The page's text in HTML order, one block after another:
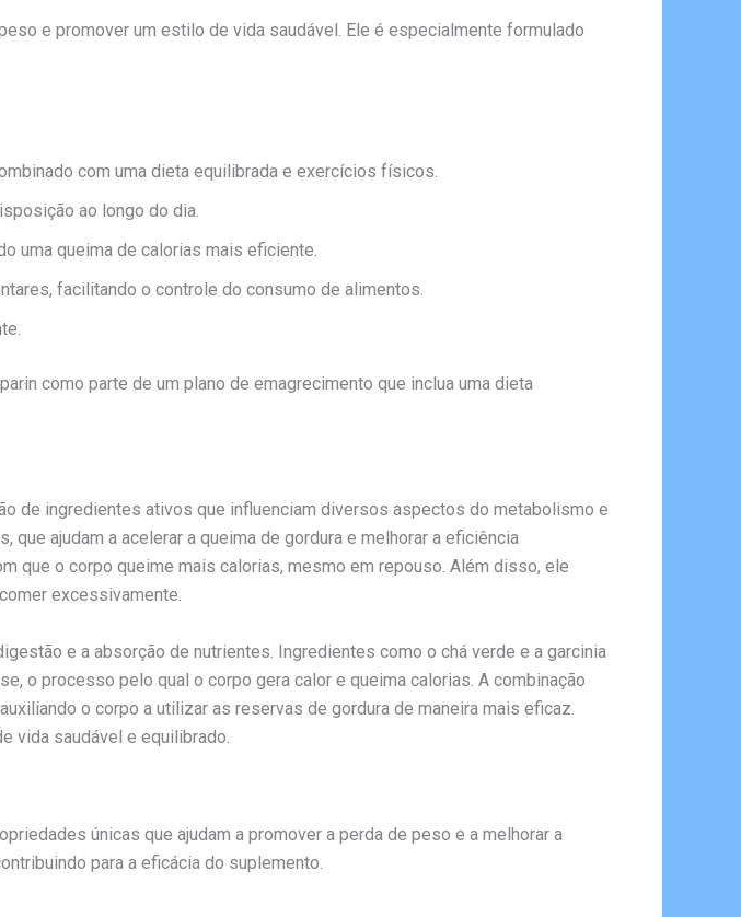
e promover um estilo de vida saudável. Ele é especialmente formulado
com uma dieta equilibrada e exercícios físicos.
ao longo do dia.
uma queima de calorias mais eficiente.
facilitando o controle do consumo de alimentos.
como parte de um plano de emagrecimento que inclua uma dieta
de ingredientes ativos que influenciam diversos aspectos do metabolismo e
ajudam a acelerar a queima de gordura e melhorar a eficiência
que o corpo queime mais calorias, mesmo em repouso. Além disso, ele
excessivamente.
e a absorção de nutrientes. Ingredientes como o chá verde e a garcinia
o processo pelo qual o corpo gera calor e queima calorias. A combinação
o corpo a utilizar as reservas de gordura de maneira mais eficaz.
vida saudável e equilibrado.
únicas que ajudam a promover a perda de peso e a melhorar a
para a eficácia do suplemento.